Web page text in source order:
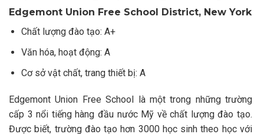
Edgemont Union Free School District, New York
Chất lượng đào tạo: A+
Văn hóa, hoạt động: A
Cơ sở vật chất, trang thiết bị: A
Edgemont Union Free School là một trong những trường
cấp 3 nổi tiếng hàng đầu nước Mỹ về chất lượng đào tạo.
Được biết, trường đào tạo hơn 3000 học sinh theo học với